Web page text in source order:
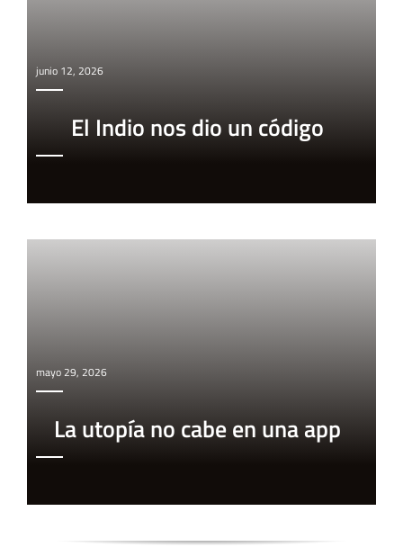
junio 12, 2026
El Indio nos dio un código
mayo 29, 2026
La utopía no cabe en una app